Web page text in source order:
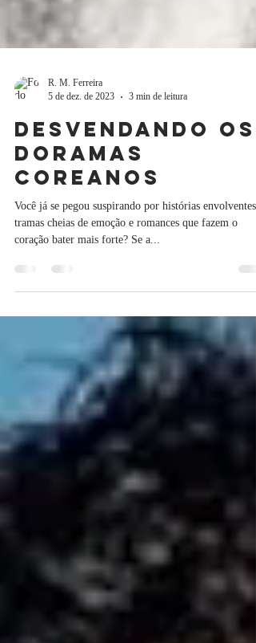
5 de dez. de 2023
3 min de leitura
Desvendando os
Doramas
Coreanos
Você já se pegou suspirando por histórias envolventes,
coração bater mais forte? Se a...